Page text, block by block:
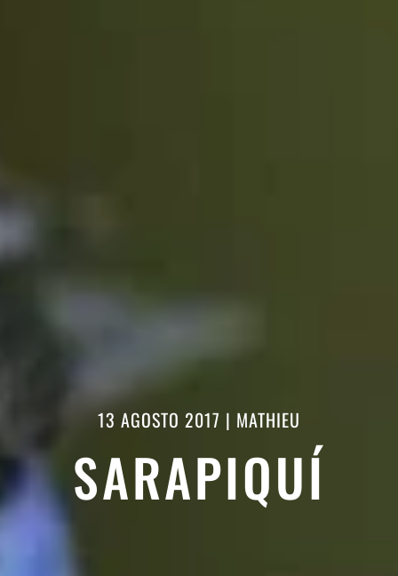
13 AGOSTO 2017 | MATHIEU
SARAPIQUÍ